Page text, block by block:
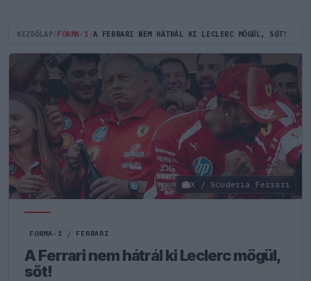
KEZDŐLAP FORMA-1 A FERRARI NEM HÁTRÁL KI LECLERC MÖGÜL, SŐT!
X / Scuderia Ferrari
FORMA-1 / FERRARI
A Ferrari nem hátrál ki Leclerc mögül,
sőt!